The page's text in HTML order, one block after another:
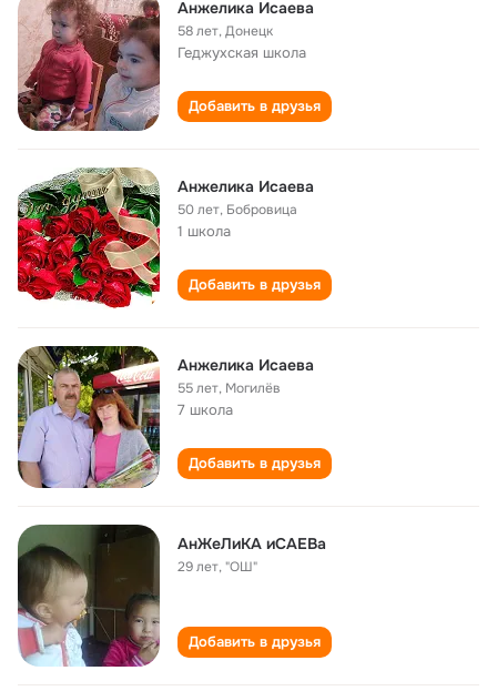
Анжелика Исаева
58 лет,Донецк
Геджухская школа
Добавить в друзья
Анжелика Исаева
50 лет, Бобровица
1 школа
Добавить в друзья
Анжелика Исаева
55 лет, Могилёв
7 школа
Добавить в друзья
АнЖеЛиКА иСАЕВа
29 лет,"ОШ"
Добавить в друзья